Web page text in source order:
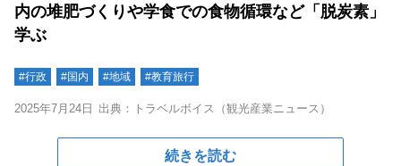
内の堆肥づくりや学食での食物循環など「脱炭素」
学ぶ
#行政 #国内 #地域 #教育旅行
2025年7月24日 出典：トラベルボイス（観光産業ニュース）
続きを読む